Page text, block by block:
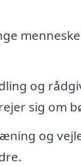
og
sig om
og